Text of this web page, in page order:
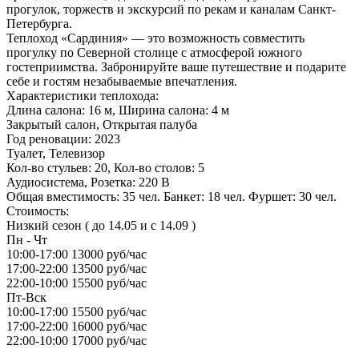
прогулок, торжеств и экскурсий по рекам и каналам Санкт-
Петербурга.
Теплоход «Сардиния» — это возможность совместить
прогулку по Северной столице с атмосферой южного
гостеприимства. Забронируйте ваше путешествие и подарите
себе и гостям незабываемые впечатления.
Характеристики теплохода:
Длина салона: 16 м, Ширина салона: 4 м
Закрытый салон, Открытая палуба
Год реновации: 2023
Туалет, Телевизор
Кол-во стульев: 20, Кол-во столов: 5
Аудиосистема, Розетка: 220 В
Общая вместимость: 35 чел. Банкет: 18 чел. Фуршет: 30 чел.
Стоимость:
Низкий сезон ( до 14.05 и с 14.09 )
Пн - Чт
10:00-17:00 13000 руб/час
17:00-22:00 13500 руб/час
22:00-10:00 15500 руб/час
Пт-Вск
10:00-17:00 15500 руб/час
17:00-22:00 16000 руб/час
22:00-10:00 17000 руб/час